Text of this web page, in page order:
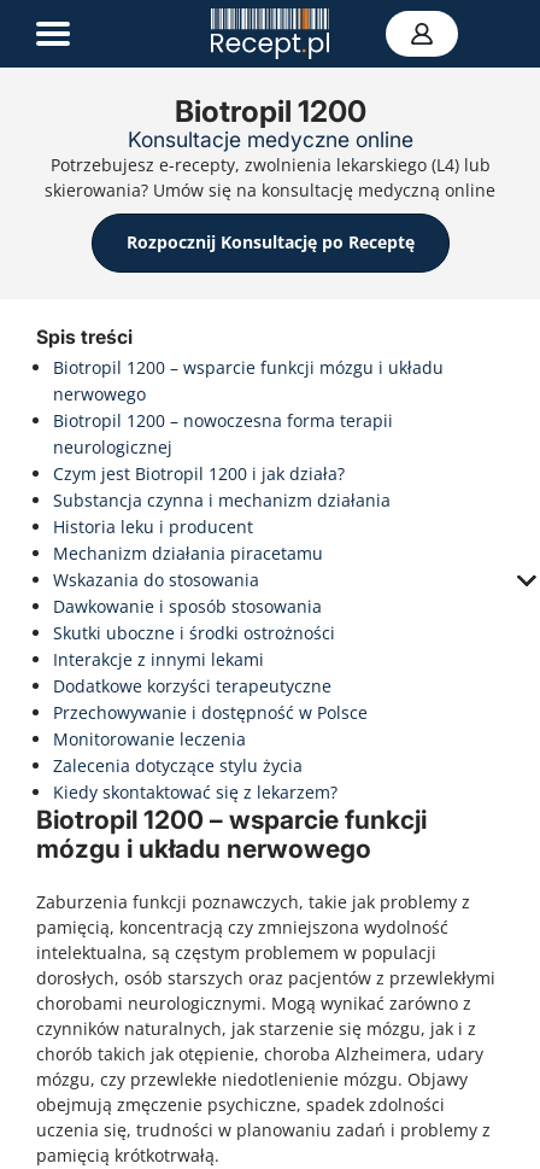
E-recepta
Zwolnienie L4
E-skierowanie
Teleporada
Portal zdrowia
Biotropil 1200
Konsultacje medyczne online
Potrzebujesz e-recepty, zwolnienia lekarskiego (L4) lub
skierowania? Umów się na konsultację medyczną online
Rozpocznij Konsultację po Receptę
Spis treści
Biotropil 1200 – wsparcie funkcji mózgu i układu
nerwowego
Biotropil 1200 – nowoczesna forma terapii
neurologicznej
Czym jest Biotropil 1200 i jak działa?
Substancja czynna i mechanizm działania
Historia leku i producent
Mechanizm działania piracetamu
Wskazania do stosowania
Dawkowanie i sposób stosowania
Skutki uboczne i środki ostrożności
Interakcje z innymi lekami
Dodatkowe korzyści terapeutyczne
Przechowywanie i dostępność w Polsce
Monitorowanie leczenia
Zalecenia dotyczące stylu życia
Kiedy skontaktować się z lekarzem?
Biotropil 1200 – wsparcie funkcji
mózgu i układu nerwowego
Zaburzenia funkcji poznawczych, takie jak problemy z
pamięcią, koncentracją czy zmniejszona wydolność
intelektualna, są częstym problemem w populacji
dorosłych, osób starszych oraz pacjentów z przewlekłymi
chorobami neurologicznymi. Mogą wynikać zarówno z
czynników naturalnych, jak starzenie się mózgu, jak i z
chorób takich jak otępienie, choroba Alzheimera, udary
mózgu, czy przewlekłe niedotlenienie mózgu. Objawy
obejmują zmęczenie psychiczne, spadek zdolności
uczenia się, trudności w planowaniu zadań i problemy z
pamięcią krótkotrwałą.